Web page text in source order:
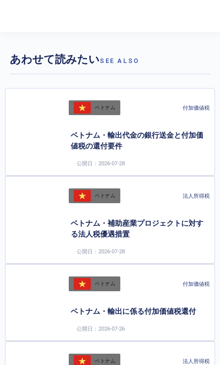
あわせて読みたいSEE ALSO
ベトナム 付加価値税
ベトナム・輸出代金の銀行送金と付加価
値税の還付要件
公開日：2026-07-28
ベトナム 法人所得税
ベトナム・補助産業プロジェクトに対す
る法人税優遇措置
公開日：2026-07-28
ベトナム 付加価値税
ベトナム・輸出に係る付加価値税還付
公開日：2026-07-26
ベトナム 法人所得税